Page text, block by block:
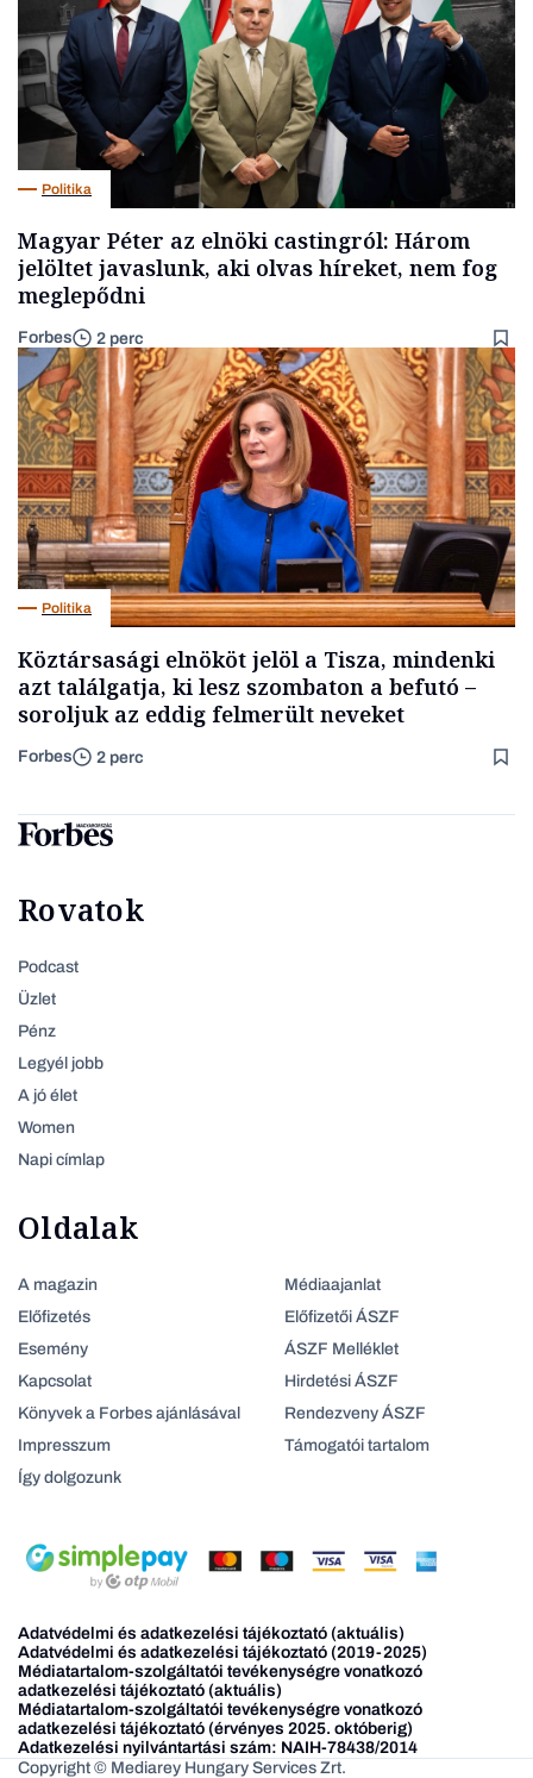
Politika
Magyar Péter az elnöki castingról: Három
jelöltet javaslunk, aki olvas híreket, nem fog
meglepődni
Forbes 2 perc
Politika
Köztársasági elnököt jelöl a Tisza, mindenki
azt találgatja, ki lesz szombaton a befutó –
soroljuk az eddig felmerült neveket
Forbes 2 perc
Rovatok
Podcast
Üzlet
Pénz
Legyél jobb
A jó élet
Women
Napi címlap
Oldalak
A magazin
Előfizetés
Esemény
Kapcsolat
Könyvek a Forbes ajánlásával
Impresszum
Így dolgozunk
Médiaajanlat
Előfizetői ÁSZF
ÁSZF Melléklet
Hirdetési ÁSZF
Rendezveny ÁSZF
Támogatói tartalom
Adatvédelmi és adatkezelési tájékoztató (aktuális)
Adatvédelmi és adatkezelési tájékoztató (2019-2025)
Médiatartalom-szolgáltatói tevékenységre vonatkozó
adatkezelési tájékoztató (aktuális)
Médiatartalom-szolgáltatói tevékenységre vonatkozó
adatkezelési tájékoztató (érvényes 2025. októberig)
Adatkezelési nyilvántartási szám: NAIH-78438/2014
Copyright © Mediarey Hungary Services Zrt.